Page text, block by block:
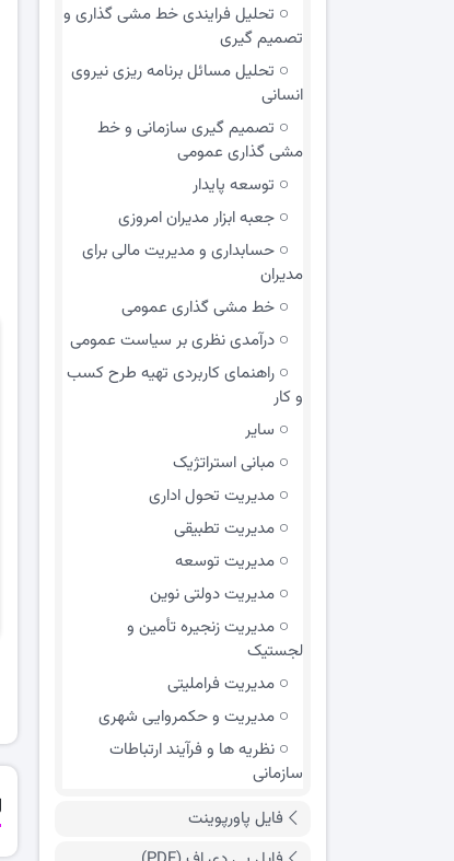
تحلیل فرایندی خط مشی گذاری و
تصمیم گیری
تحلیل مسائل برنامه ریزی نیروی
انسانی
تصمیم گیری سازمانی و خط
مشی گذاری عمومی
توسعه پایدار
جعبه ابزار مدیران امروزی
حسابداری و مدیریت مالی برای
مدیران
خط مشی گذاری عمومی
درآمدی نظری بر سیاست عمومی
راهنمای کاربردی تهیه طرح کسب
و کار
سایر
مبانی استراتژیک
مدیریت تحول اداری
مدیریت تطبیقی
مدیریت توسعه
مدیریت دولتی نوین
مدیریت زنجیره تأمین و
لجستیک
مدیریت فراملیتی
مدیریت و حکمروایی شهری
نظریه ها و فرآیند ارتباطات
سازمانی
فایل پاورپوینت